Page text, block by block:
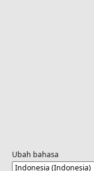
Ubah bahasa